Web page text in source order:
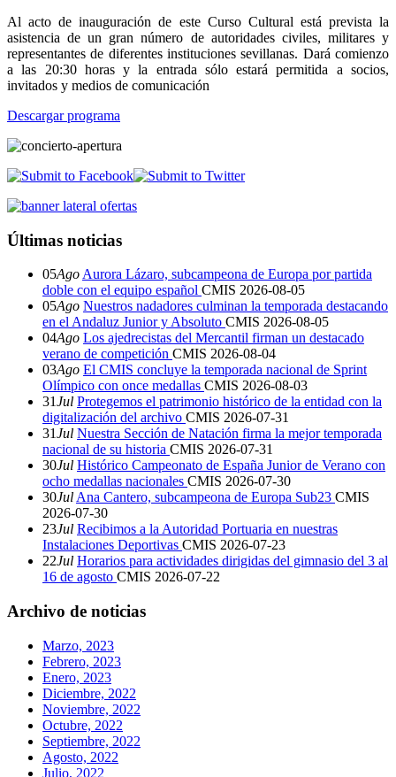
Al acto de inauguración de este Curso Cultural está prevista la
asistencia de un gran número de autoridades civiles, militares y
representantes de diferentes instituciones sevillanas. Dará comienzo
a las 20:30 horas y la entrada sólo estará permitida a socios,
invitados y medios de comunicación
Descargar programa
Últimas noticias
05Ago Aurora Lázaro, subcampeona de Europa por partida
doble con el equipo español CMIS 2026-08-05
05Ago Nuestros nadadores culminan la temporada destacando
en el Andaluz Junior y Absoluto CMIS 2026-08-05
04Ago Los ajedrecistas del Mercantil firman un destacado
verano de competición CMIS 2026-08-04
03Ago El CMIS concluye la temporada nacional de Sprint
Olímpico con once medallas CMIS 2026-08-03
31Jul Protegemos el patrimonio histórico de la entidad con la
digitalización del archivo CMIS 2026-07-31
31Jul Nuestra Sección de Natación firma la mejor temporada
nacional de su historia CMIS 2026-07-31
30Jul Histórico Campeonato de España Junior de Verano con
ocho medallas nacionales CMIS 2026-07-30
30Jul Ana Cantero, subcampeona de Europa Sub23 CMIS
2026-07-30
23Jul Recibimos a la Autoridad Portuaria en nuestras
Instalaciones Deportivas CMIS 2026-07-23
22Jul Horarios para actividades dirigidas del gimnasio del 3 al
16 de agosto CMIS 2026-07-22
Archivo de noticias
Marzo, 2023
Febrero, 2023
Enero, 2023
Diciembre, 2022
Noviembre, 2022
Octubre, 2022
Septiembre, 2022
Agosto, 2022
Julio, 2022